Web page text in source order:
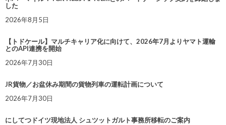
した
2026年8月5日
【トドケール】マルチキャリア化に向けて、2026年7月よりヤマト運輸
とのAPI連携を開始
2026年7月30日
JR貨物／お盆休み期間の貨物列車の運転計画について
2026年7月30日
にしてつドイツ現地法人 シュツットガルト事務所移転のご案内